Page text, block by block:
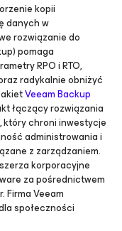
kopii
danych w
rozwiązanie do
pomaga
RPO i RTO,
radykalnie obniżyć
Veeam Backup
łączący rozwiązania
, który chroni inwestycje
administrowania i
z zarządzaniem.
korporacyjne
za pośrednictwem
Firma Veeam
społeczności